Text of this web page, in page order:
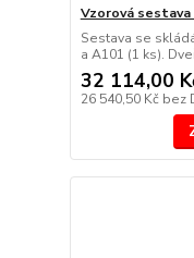
Vzorová sestava
Sestava se
a A101 (1 ks).
32 114,00
26 540,50 Kč bez